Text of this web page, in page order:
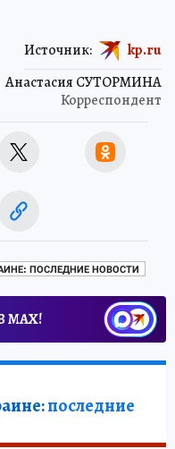
Анастасия СУТОРМИНА
Корреспондент
Источник: kp.ru
ПОСЛЕДНИЕ НОВОСТИ
МАХ!
последние